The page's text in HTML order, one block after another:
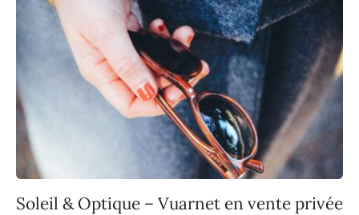
Soleil & Optique – Vuarnet en vente privée